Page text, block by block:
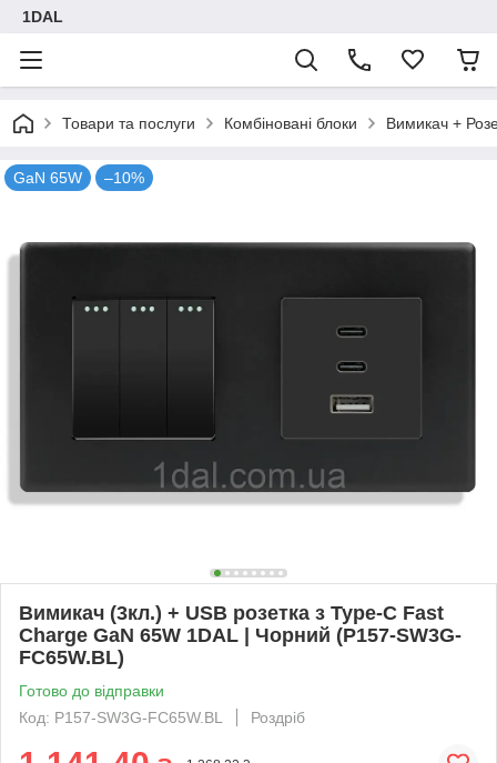
1DAL
Товари та послуги Комбіновані блоки Вимикач +
GaN 65W –10%
Вимикач (3кл.) + USB розетка з Type-C Fast
Charge GaN 65W 1DAL | Чорний (P157-SW3G-
FC65W.BL)
Готово до відправки
Код: P157-SW3G-FC65W.BL
Роздріб